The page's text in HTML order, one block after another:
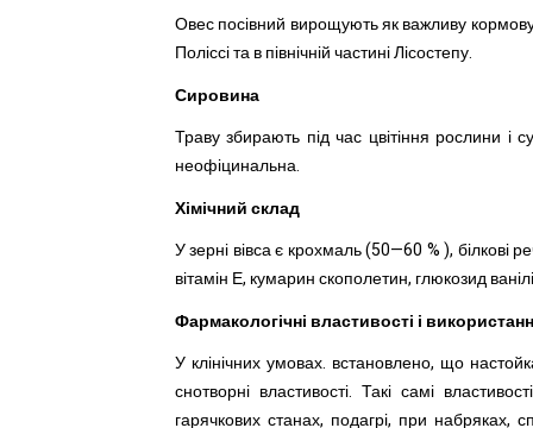
Овес посівний вирощують як важливу кормову
Поліссі та в північній частині Лісостепу.
Сировина
Траву збирають під час цвітіння рослини
неофіцинальна.
Хімічний склад
У зерні вівса є крохмаль (50—60 % ), білкові
вітамін Е, кумарин скополетин, глюкозид
Фармакологічні властивості і
У клінічних умовах. встановлено, що
снотворні властивості. Такі самі
гарячкових станах, подагрі, при